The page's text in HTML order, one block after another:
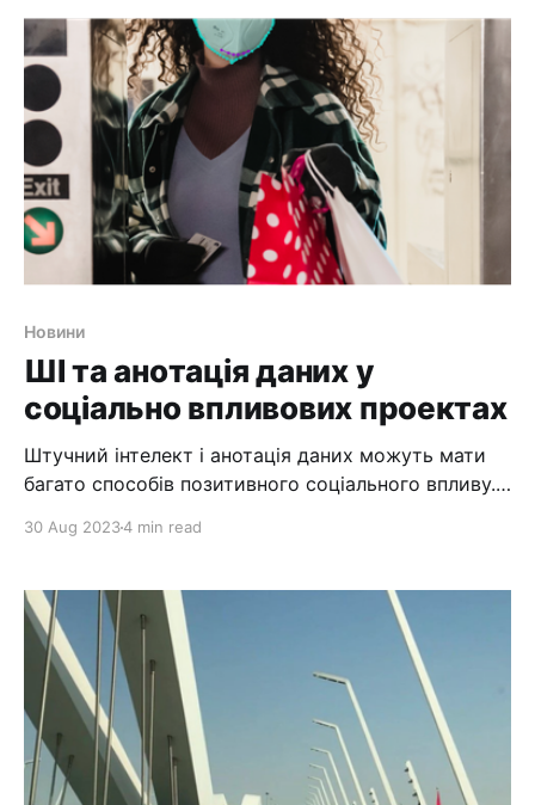
слід вибрати аутсорсинг. Так, ви можете взяти на
себе анотацію даних, якщо хочете і знаєте як, або
якщо у вас є
Новини
ШІ та анотація даних у
соціально впливових проектах
Штучний інтелект і анотація даних можуть мати
багато способів позитивного соціального впливу.
позитивний соціальний вплив. Наприклад,
для діагностики захворювань, розробки нових
ліків або відстеження поширення вірусів, таких як
Covid-19. Є також такі речі, як програмне
забезпечення для перекладу.
30 Aug 20234 min read